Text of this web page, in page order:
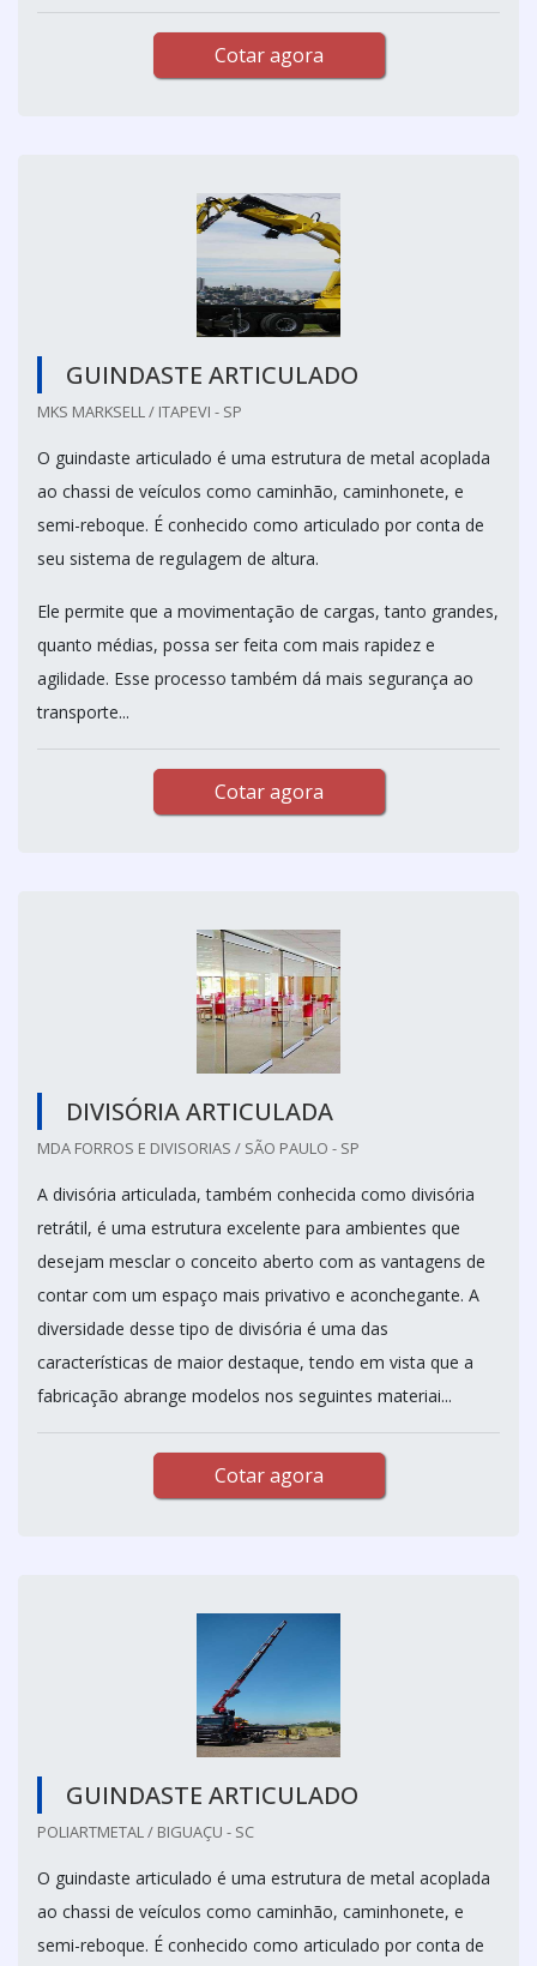
Cotar agora
GUINDASTE ARTICULADO
MKS MARKSELL / ITAPEVI - SP
O guindaste articulado é uma estrutura de metal acoplada
ao chassi de veículos como caminhão, caminhonete, e
semi-reboque. É conhecido como articulado por conta de
seu sistema de regulagem de altura.
Ele permite que a movimentação de cargas, tanto grandes,
quanto médias, possa ser feita com mais rapidez e
agilidade. Esse processo também dá mais segurança ao
transporte...
Cotar agora
DIVISÓRIA ARTICULADA
MDA FORROS E DIVISORIAS / SÃO PAULO - SP
A divisória articulada, também conhecida como divisória
retrátil, é uma estrutura excelente para ambientes que
desejam mesclar o conceito aberto com as vantagens de
contar com um espaço mais privativo e aconchegante. A
diversidade desse tipo de divisória é uma das
características de maior destaque, tendo em vista que a
fabricação abrange modelos nos seguintes materiai...
Cotar agora
GUINDASTE ARTICULADO
POLIARTMETAL / BIGUAÇU - SC
O guindaste articulado é uma estrutura de metal acoplada
ao chassi de veículos como caminhão, caminhonete, e
semi-reboque. É conhecido como articulado por conta de